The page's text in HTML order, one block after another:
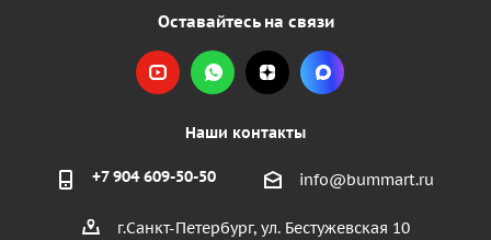
Оставайтесь на связи
Наши контакты
+7 904 609-50-50 info@bummart.ru
г.Санкт-Петербург, ул. Бестужевская 10